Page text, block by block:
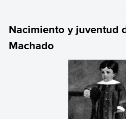
Nacimiento y juventud
Machado